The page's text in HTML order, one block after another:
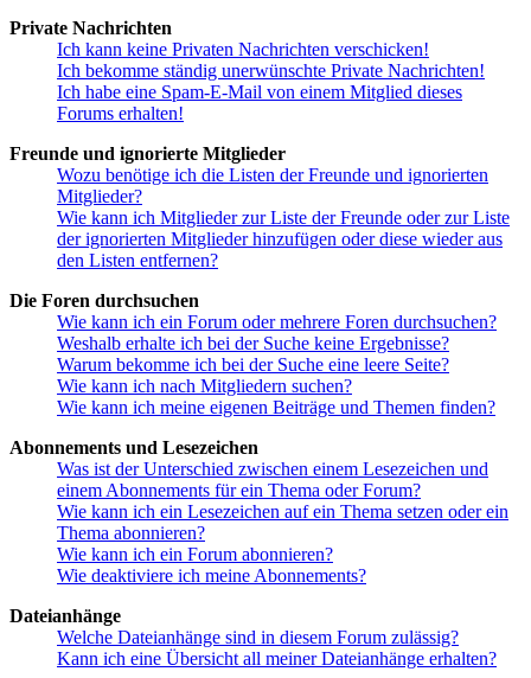
Private Nachrichten
Ich kann keine Privaten Nachrichten verschicken!
Ich bekomme ständig unerwünschte Private Nachrichten!
Ich habe eine Spam-E-Mail von einem Mitglied dieses
Forums erhalten!
Freunde und ignorierte Mitglieder
Wozu benötige ich die Listen der Freunde und ignorierten
Mitglieder?
Wie kann ich Mitglieder zur Liste der Freunde oder zur Liste
der ignorierten Mitglieder hinzufügen oder diese wieder aus
den Listen entfernen?
Die Foren durchsuchen
Wie kann ich ein Forum oder mehrere Foren durchsuchen?
Weshalb erhalte ich bei der Suche keine Ergebnisse?
Warum bekomme ich bei der Suche eine leere Seite?
Wie kann ich nach Mitgliedern suchen?
Wie kann ich meine eigenen Beiträge und Themen finden?
Abonnements und Lesezeichen
Was ist der Unterschied zwischen einem Lesezeichen und
einem Abonnements für ein Thema oder Forum?
Wie kann ich ein Lesezeichen auf ein Thema setzen oder ein
Thema abonnieren?
Wie kann ich ein Forum abonnieren?
Wie deaktiviere ich meine Abonnements?
Dateianhänge
Welche Dateianhänge sind in diesem Forum zulässig?
Kann ich eine Übersicht all meiner Dateianhänge erhalten?